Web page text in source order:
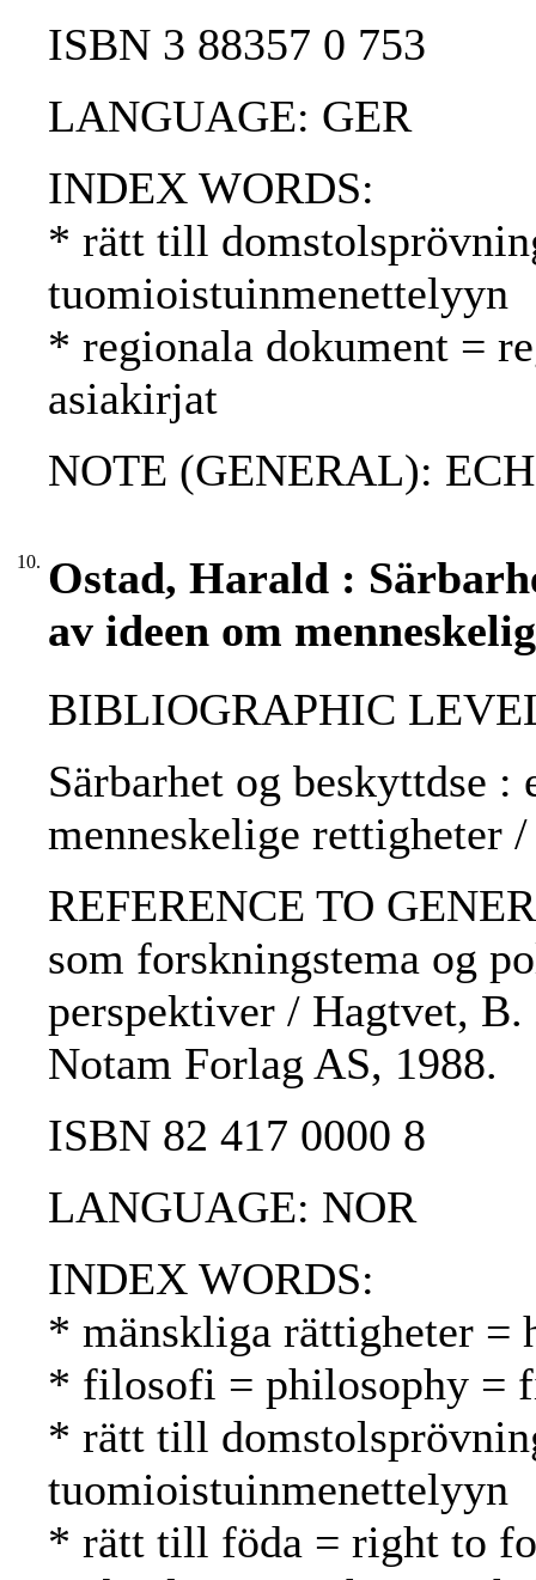
ISBN 3 88357 0 753
LANGUAGE: GER
INDEX WORDS:
* rätt till
tuomioistuinmenettelyyn
* regionala dokument =
asiakirjat
NOTE (GENERAL):
10. Ostad, Harald :
av ideen om
BIBLIOGRAPHIC
Särbarhet og beskyttdse
menneskelige rettigheter
REFERENCE TO
som forskningstema og
perspektiver / Hagtvet,
Notam Forlag AS, 1988.
ISBN 82 417 0000 8
LANGUAGE: NOR
INDEX WORDS:
* mänskliga rättigheter =
* filosofi = philosophy =
* rätt till
tuomioistuinmenettelyyn
* rätt till föda = right to